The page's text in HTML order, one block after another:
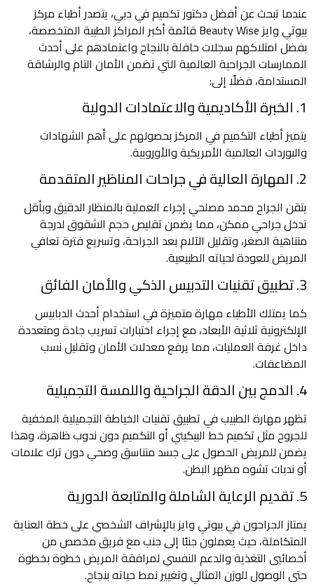
عندما تبحث عن أفضل دكتور تكميم في دبي، يتصدر أطباء مركز
بيوتي وايز Beauty Wise قائمة أكبر المراكز الطبية المتخصصة،
بفضل امتلاكهم سجلات حافلة بالنجاح واعتمادهم على أحدث
الممارسات الجراحية العالمية التي تضمن الأمان التام والرشاقة
المستدامة، فضلًا إلى:
1. الخبرة الأكاديمية والاعتمادات الدولية
يتميز أطباء التكميم في المركز بحصولهم على أهم الشهادات
والبوردات العالمية الأمريكية والأوروبية.
2. المهارة العالية في جراحات المناظير المتقدمة
يتقن الجراح محمد مصلحي إجراء العملية بالمنظار الدقيق وبأقل
تدخل جراحي ممكن، مما يضمن تقليص حجم الشقوق لدرجة
متناهية الصغر، وتقليل الآلام بعد الجراحة، وتسريع فترة تعافي
المريض للعودة لحياته الطبيعية.
3. تطبيق تقنيات التدبيس الذكي والأمان الفائق
كما يمتلك الأطباء مهارة متميزة في استخدام أحدث الدبابيس
الإلكترونية ثلاثية الأبعاد، مع إجراء اختبارات تسريب جادة ومتعددة
داخل غرفة العمليات، مما يرفع معدلات الأمان وتقليل نسب
المضاعفات.
4. الدمج بين الدقة الجراحية واللمسة التجميلية
تظهر مهارة الطبيب في تطبيق تقنيات الخياطة التجميلية المخفية
للجروح مثل تكميم خط البيكيني أو التكميم دون ندوب ظاهرة، وهذا
يضمن للمريض الحصول على جسد متناسق وصحي دون ترك علامات
أو ندبات تشوه مظهر البطن.
5. تقديم الرعاية الشاملة والمتابعة الدورية
يمتاز الجراحون في بيوتي وايز بالإشراف الشخصي على خطة العناية
المتكاملة، حيث يعملون جنبًا إلى جنب مع فريق مخصص من
أخصائيي التغذية والدعم النفسي لمرافقة المريض خطوة بخطوة
حتى الوصول للوزن المثالي وتغيير نمط حياته بنجاح.